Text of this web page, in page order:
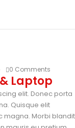
0 Comments
Laptop
elit. Donec porta
Quisque elit
magna. Morbi blandit